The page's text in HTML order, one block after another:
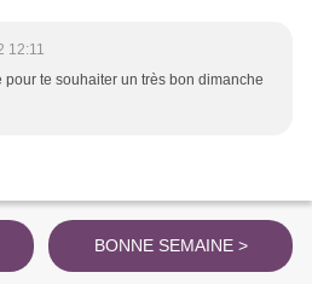
12:11
te souhaiter un très bon dimanche
BONNE SEMAINE >